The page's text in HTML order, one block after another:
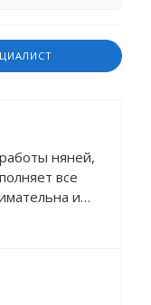
няней,
все
и
справляется
создает